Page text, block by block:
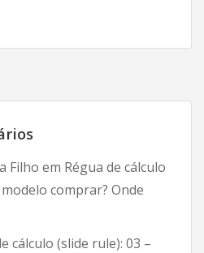
Filho em Régua de cálculo
comprar? Onde
cálculo (slide rule): 03 –